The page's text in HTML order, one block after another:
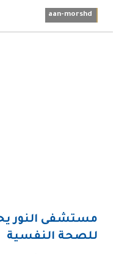
aan-morshd
مستشفى النور
للصحة النفسية